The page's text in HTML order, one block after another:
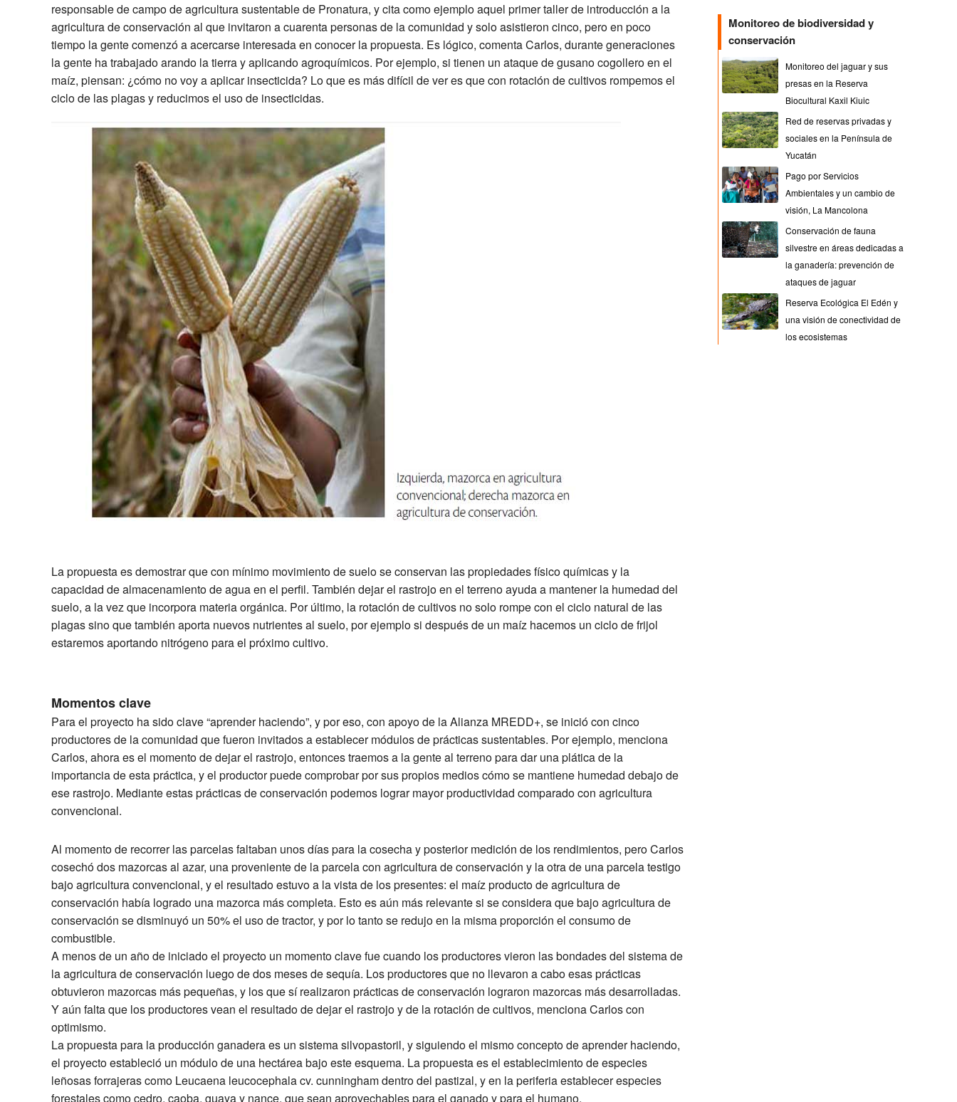
responsable de campo de agricultura sustentable de Pronatura, y cita como ejemplo aquel primer taller de introducción a la
agricultura de conservación al que invitaron a cuarenta personas de la comunidad y solo asistieron cinco, pero en poco
tiempo la gente comenzó a acercarse interesada en conocer la propuesta. Es lógico, comenta Carlos, durante generaciones
la gente ha trabajado arando la tierra y aplicando agroquímicos. Por ejemplo, si tienen un ataque de gusano cogollero en el
maíz, piensan: ¿cómo no voy a aplicar insecticida? Lo que es más difícil de ver es que con rotación de cultivos rompemos el
ciclo de las plagas y reducimos el uso de insecticidas.
La propuesta es demostrar que con mínimo movimiento de suelo se conservan las propiedades físico químicas y la
capacidad de almacenamiento de agua en el perfil. También dejar el rastrojo en el terreno ayuda a mantener la humedad del
suelo, a la vez que incorpora materia orgánica. Por último, la rotación de cultivos no solo rompe con el ciclo natural de las
plagas sino que también aporta nuevos nutrientes al suelo, por ejemplo si después de un maíz hacemos un ciclo de frijol
estaremos aportando nitrógeno para el próximo cultivo.
Momentos clave
Para el proyecto ha sido clave “aprender haciendo”, y por eso, con apoyo de la Alianza MREDD+, se inició con cinco
productores de la comunidad que fueron invitados a establecer módulos de prácticas sustentables. Por ejemplo, menciona
Carlos, ahora es el momento de dejar el rastrojo, entonces traemos a la gente al terreno para dar una plática de la
importancia de esta práctica, y el productor puede comprobar por sus propios medios cómo se mantiene humedad debajo de
ese rastrojo. Mediante estas prácticas de conservación podemos lograr mayor productividad comparado con agricultura
convencional.
Al momento de recorrer las parcelas faltaban unos días para la cosecha y posterior medición de los rendimientos, pero Carlos
cosechó dos mazorcas al azar, una proveniente de la parcela con agricultura de conservación y la otra de una parcela testigo
bajo agricultura convencional, y el resultado estuvo a la vista de los presentes: el maíz producto de agricultura de
conservación había logrado una mazorca más completa. Esto es aún más relevante si se considera que bajo agricultura de
conservación se disminuyó un 50% el uso de tractor, y por lo tanto se redujo en la misma proporción el consumo de
combustible.
A menos de un año de iniciado el proyecto un momento clave fue cuando los productores vieron las bondades del sistema de
la agricultura de conservación luego de dos meses de sequía. Los productores que no llevaron a cabo esas prácticas
obtuvieron mazorcas más pequeñas, y los que sí realizaron prácticas de conservación lograron mazorcas más desarrolladas.
Y aún falta que los productores vean el resultado de dejar el rastrojo y de la rotación de cultivos, menciona Carlos con
optimismo.
La propuesta para la producción ganadera es un sistema silvopastoril, y siguiendo el mismo concepto de aprender haciendo,
el proyecto estableció un módulo de una hectárea bajo este esquema. La propuesta es el establecimiento de especies
leñosas forrajeras como Leucaena leucocephala cv. cunningham dentro del pastizal, y en la periferia establecer especies
forestales como cedro, caoba, guaya y nance, que sean aprovechables para el ganado y para el humano.
Monitoreo de biodiversidad y
conservación
Monitoreo del jaguar y sus
presas en la Reserva
Biocultural Kaxil Kiuic
Red de reservas privadas y
sociales en la Península de
Yucatán
Pago por Servicios
Ambientales y un cambio de
visión, La Mancolona
Conservación de fauna
silvestre en áreas dedicadas a
la ganadería: prevención de
ataques de jaguar
Reserva Ecológica El Edén y
una visión de conectividad de
los ecosistemas